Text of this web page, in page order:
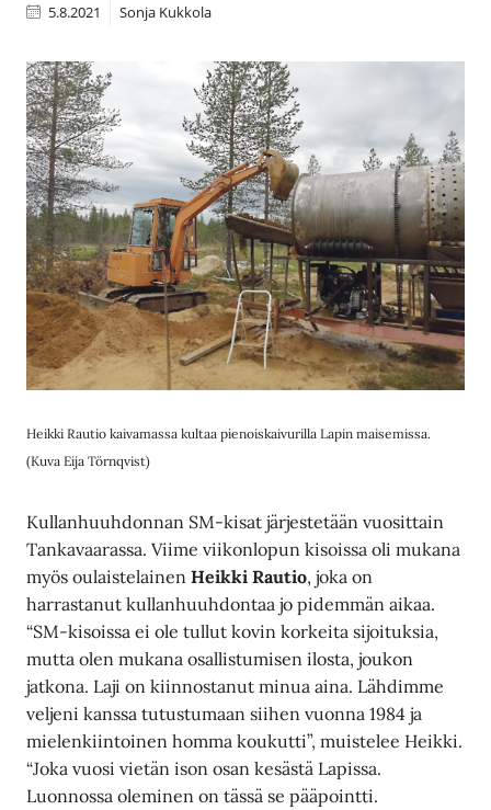
5.8.2021 Sonja Kukkola
Heikki Rautio kaivamassa kultaa pienoiskaivurilla Lapin maisemissa.
(Kuva Eija Törnqvist)
Kullanhuuhdonnan SM-kisat järjestetään vuosittain
Tankavaarassa. Viime viikonlopun kisoissa oli mukana
myös oulaistelainenHeikki Rautio, joka on
harrastanut kullanhuuhdontaa jo pidemmän aikaa.
“SM-kisoissa ei ole tullut kovin korkeita sijoituksia,
mutta olen mukana osallistumisen ilosta, joukon
jatkona. Laji on kiinnostanut minua aina. Lähdimme
veljeni kanssa tutustumaan siihen vuonna 1984 ja
mielenkiintoinen homma koukutti”, muistelee Heikki.
“Joka vuosi vietän ison osan kesästä Lapissa.
Luonnossa oleminen on tässä se pääpointti.